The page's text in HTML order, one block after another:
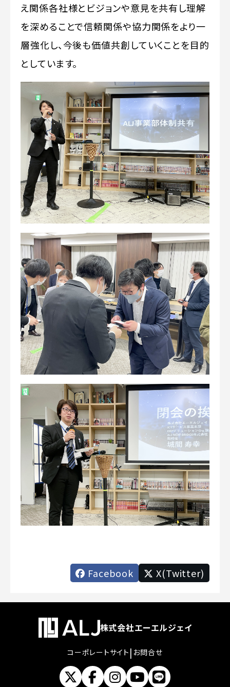
え関係各社様とビジョンや意見を共有し理解
を深めることで信頼関係や協力関係をより一
層強化し、今後も価値共創していくことを目的
としています。
Facebook X(Twitter)
株式会社エーエルジェイ
コーポレートサイト | お問合せ